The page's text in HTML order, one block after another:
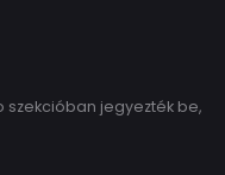
szekcióban jegyezték be,